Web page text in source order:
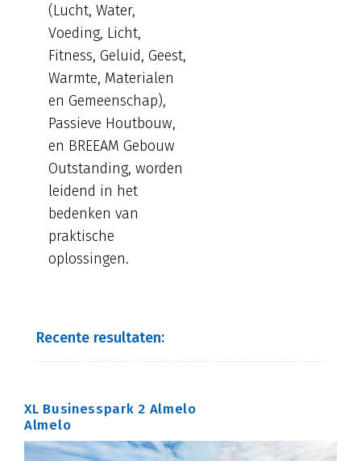
(Lucht, Water,
Voeding, Licht,
Fitness, Geluid, Geest,
Warmte, Materialen
en Gemeenschap),
Passieve Houtbouw,
en BREEAM Gebouw
Outstanding, worden
leidend in het
bedenken van
praktische
oplossingen.
Recente resultaten:
XL Businesspark 2 Almelo
Almelo